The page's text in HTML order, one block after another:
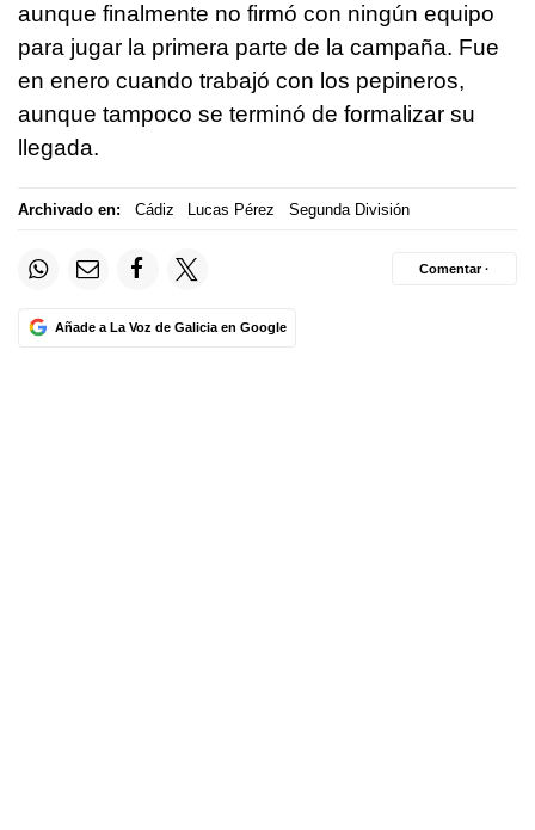
aunque finalmente no firmó con ningún equipo
para jugar la primera parte de la campaña. Fue
en enero cuando trabajó con los pepineros,
aunque tampoco se terminó de formalizar su
llegada.
Archivado en: Cádiz Lucas Pérez Segunda División
Añade a La Voz de Galicia en Google
Comentar ·